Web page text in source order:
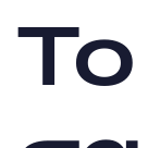
Το